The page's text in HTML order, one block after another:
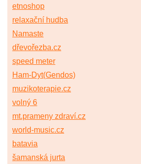
etnoshop
relaxační hudba
Namaste
dřevořezba.cz
speed meter
Ham-Dyt(Gendos)
muzikoterapie.cz
volný 6
mt.prameny zdraví.cz
world-music.cz
batavia
šamanská jurta